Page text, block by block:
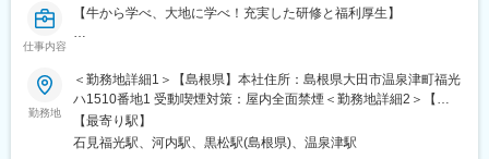
・介護保険制度関連をはじめとする知識が身につき、専門性を高
■組織構成
ながら作業を行っています。定期的なミーティングや情報共有も
活発です。
入社後は先輩スタッフによるOJTや、社会人マナー研修、海外研
修制度があり、未経験の方でも安心して業務に取り組めます。
仕事内容
【牛から学べ、大地に学べ！充実した研修と福利厚生】
酪農スタッフとして従事いただきます。
＜具体的には＞
・搾乳
まずは一頭一頭をよく見て病気の有無をチェック。その後は消毒
とミルカーの取り付けを行っていただけば自動で搾乳を行えるシ
勤務地
＜勤務地詳細1＞【島根県】本社住所：島根県大田市温泉津町福光
ハ1510番地1 受動喫煙対策：屋内全面禁煙＜勤務地詳細2＞【広
島県】世羅つくし分場住所：広島県世羅郡世羅町津口８１０ 受動
喫煙対策：屋内全面禁煙変更の範囲：会社の定める事業所
【最寄り駅】
石見福光駅、河内駅、黒松駅(島根県)、温泉津駅